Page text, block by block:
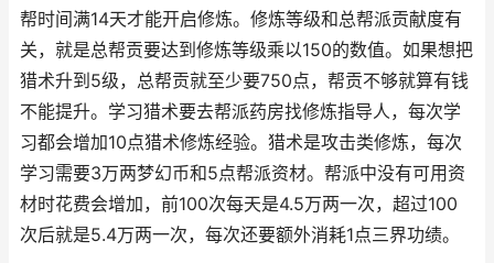
帮时间满14天才能开启修炼。修炼等级和总帮派贡献度有
关，就是总帮贡要达到修炼等级乘以150的数值。如果想把
猎术升到5级，总帮贡就至少要750点，帮贡不够就算有钱
不能提升。学习猎术要去帮派药房找修炼指导人，每次学
习都会增加10点猎术修炼经验。猎术是攻击类修炼，每次
学习需要3万两梦幻币和5点帮派资材。帮派中没有可用资
材时花费会增加，前100次每天是4.5万两一次，超过100
次后就是5.4万两一次，每次还要额外消耗1点三界功绩。